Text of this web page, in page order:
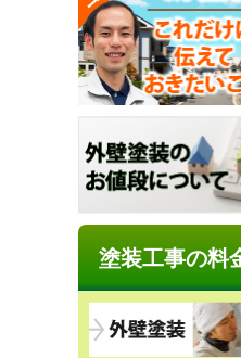
塗装工事の料